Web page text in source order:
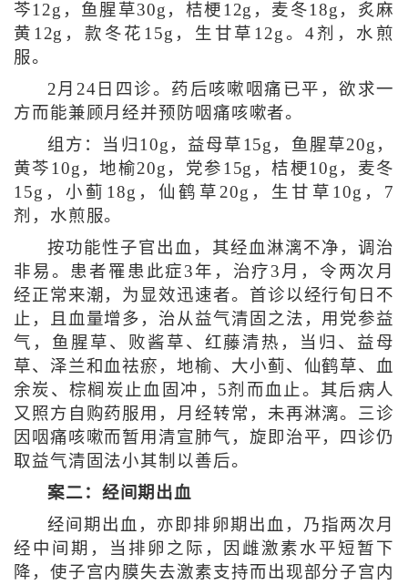
芩12g，鱼腥草30g，桔梗12g，麦冬18g，炙麻
黄12g，款冬花15g，生甘草12g。4剂，水煎
服。
2月24日四诊。药后咳嗽咽痛已平，欲求一
方而能兼顾月经并预防咽痛咳嗽者。
组方：当归10g，益母草15g，鱼腥草20g，
黄芩10g，地榆20g，党参15g，桔梗10g，麦冬
15g，小蓟18g，仙鹤草20g，生甘草10g，7
剂，水煎服。
按功能性子官出血，其经血淋漓不净，调治
非易。患者罹患此症3年，治疗3月，令两次月
经正常来潮，为显效迅速者。首诊以经行旬日不
止，且血量增多，治从益气清固之法，用党参益
气，鱼腥草、败酱草、红藤清热，当归、益母
草、泽兰和血祛瘀，地榆、大小蓟、仙鹤草、血
余炭、棕榈炭止血固冲，5剂而血止。其后病人
又照方自购药服用，月经转常，未再淋漓。三诊
因咽痛咳嗽而暂用清宣肺气，旋即治平，四诊仍
取益气清固法小其制以善后。
案二：经间期出血
经间期出血，亦即排卵期出血，乃指两次月
经中间期，当排卵之际，因雌激素水平短暂下
降，使子宫内膜失去激素支持而出现部分子宫内